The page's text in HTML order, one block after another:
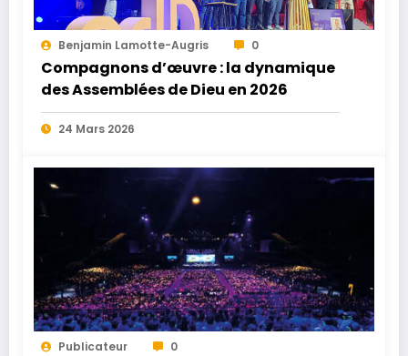
Benjamin Lamotte-Augris 0
Compagnons d’œuvre : la dynamique
des Assemblées de Dieu en 2026
24 Mars 2026
Publicateur 0